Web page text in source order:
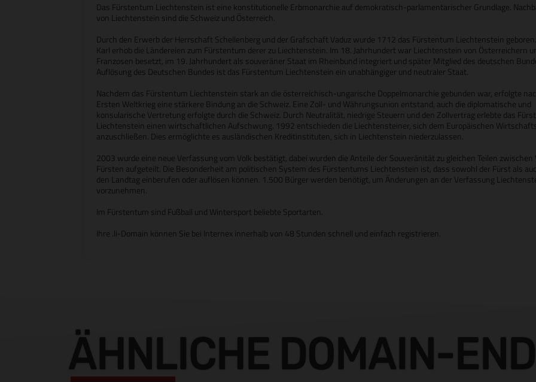
Das Fürstentum Liechtenstein ist eine konstitutionelle Erbmonarchie auf demokratisch-parlamentarischer Grundlage.
von Liechtenstein sind die Schweiz und Österreich.
Durch den Erwerb der Herrschaft Schellenberg und der Grafschaft Vaduz wurde 1712 das Fürstentum Liechtenstein
Karl erhob die Ländereien zum Fürstentum derer zu Liechtenstein. Im 18. Jahrhundert war Liechtenstein von Österreichern
Franzosen besetzt, im 19. Jahrhundert als souveräner Staat im Rheinbund integriert und später Mitglied des deutschen
Auflösung des Deutschen Bundes ist das Fürstentum Liechtenstein ein unabhängiger und neutraler Staat.
Nachdem das Fürstentum Liechtenstein stark an die österreichisch-ungarische Doppelmonarchie gebunden war, erfolgte
Ersten Weltkrieg eine stärkere Bindung an die Schweiz. Eine Zoll- und Währungsunion entstand, auch die diplomatische und
konsularische Vertretung erfolgte durch die Schweiz. Durch Neutralität, niedrige Steuern und den Zollvertrag erlebte das
Liechtenstein einen wirtschaftlichen Aufschwung. 1992 entschieden die Liechtensteiner, sich dem Europäischen
anzuschließen. Dies ermöglichte es ausländischen Kreditinstituten, sich in Liechtenstein niederzulassen.
2003 wurde eine neue Verfassung vom Volk bestätigt, dabei wurden die Anteile der Souveränität zu gleichen Teilen zwischen
Fürsten aufgeteilt. Die Besonderheit am politischen System des Fürstentums Liechtenstein ist, dass sowohl der Fürst als
den Landtag einberufen oder auflösen können. 1.500 Bürger werden benötigt, um Änderungen an der Verfassung
vorzunehmen.
Im Fürstentum sind Fußball und Wintersport beliebte Sportarten.
Ihre .li-Domain können Sie bei Internex innerhalb von 48 Stunden schnell und einfach registrieren.
ÄHNLICHE DOMAIN-